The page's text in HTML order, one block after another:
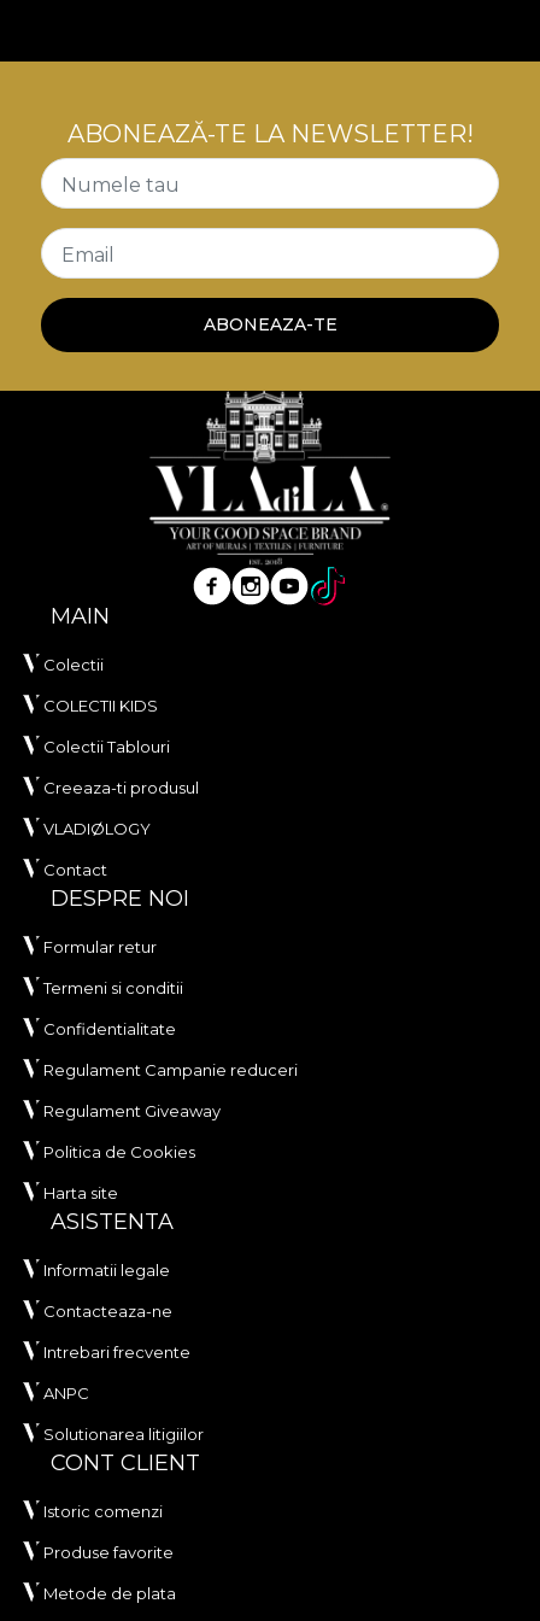
ABONEAZĂ-TE LA NEWSLETTER!
Numele tau
Email
ABONEAZA-TE
MAIN
Colectii
COLECTII KIDS
Colectii Tablouri
Creeaza-ti produsul
VLADIØLOGY
Contact
DESPRE NOI
Formular retur
Termeni si conditii
Confidentialitate
Regulament Campanie reduceri
Regulament Giveaway
Politica de Cookies
Harta site
ASISTENTA
Informatii legale
Contacteaza-ne
Intrebari frecvente
ANPC
Solutionarea litigiilor
CONT CLIENT
Istoric comenzi
Produse favorite
Metode de plata